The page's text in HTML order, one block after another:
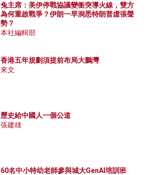
兔主席：美伊停戰協議變衝突導火線，雙方
為何重啟戰爭？伊朗一早洞悉特朗普虛張聲
勢？
本社編輯部
香港五年規劃須提前布局大鵬灣
來文
歷史給中國人一個公道
張建雄
60名中小特幼老師參與城大GenAI培訓班